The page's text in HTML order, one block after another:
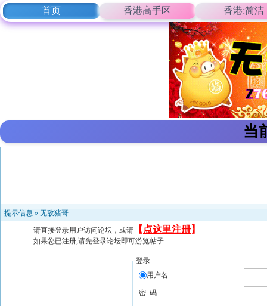
首页 香港高手区 香港:简洁
当
提示信息 » 无敌猪哥
请直接登录用户访问论坛，或请 【 点这里注册】
如果您已注册,请先登录论坛即可游览帖子
登录
用户名
密 码